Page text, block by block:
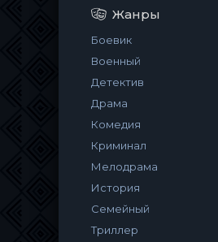
Жанры
Боевик
Военный
Детектив
Драма
Комедия
Криминал
Мелодрама
История
Семейный
Триллер